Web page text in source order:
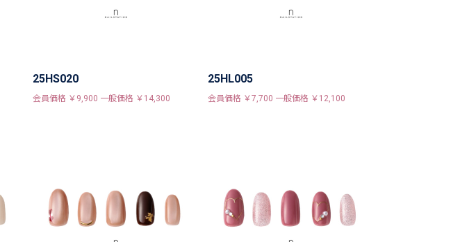
25HS020
会員価格 ￥9,900 一般価格 ￥14,300
25HL005
会員価格 ￥7,700 一般価格 ￥12,100